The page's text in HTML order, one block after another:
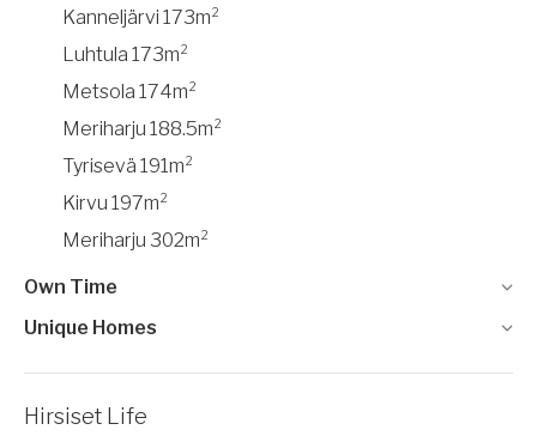
Kanneljärvi 173m²
Luhtula 173m²
Metsola 174m²
Meriharju 188.5m²
Tyrisevä 191m²
Kirvu 197m²
Meriharju 302m²
Own Time
Unique Homes
Hirsiset Life